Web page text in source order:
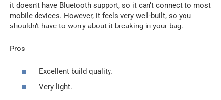
it doesn’t have Bluetooth support, so it can’t connect to most
mobile devices. However, it feels very well-built, so you
shouldn’t have to worry about it breaking in your bag.
Pros
Excellent build quality.
Very light.